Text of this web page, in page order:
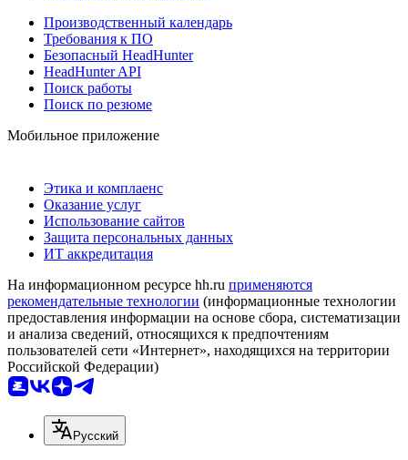
Производственный календарь
Требования к ПО
Безопасный HeadHunter
HeadHunter API
Поиск работы
Поиск по резюме
Мобильное приложение
Этика и комплаенс
Оказание услуг
Использование сайтов
Защита персональных данных
ИТ аккредитация
На информационном ресурсе hh.ru применяются
рекомендательные технологии (информационные технологии
предоставления информации на основе сбора, систематизации
и анализа сведений, относящихся к предпочтениям
пользователей сети «Интернет», находящихся на территории
Российской Федерации)
Русский